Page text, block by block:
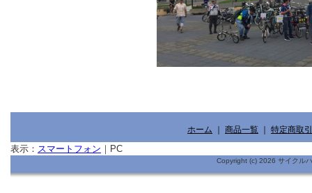
ホーム ｜ 商品一覧 ｜ 特定商取
表示： スマートフォン ｜ PC
Copyright (c) 2026 サイクル